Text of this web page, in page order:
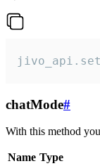
chatMode#
With this method
Name Type